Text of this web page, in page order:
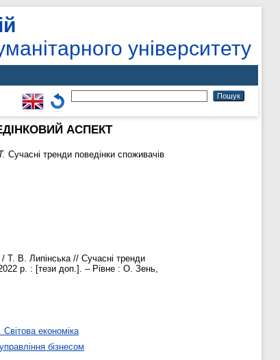
університету
АСПЕКТ
Сучасні тренди поведінки споживачів
/ Т. В. Липінська // Сучасні тренди
2022 р. : [тези доп.]. – Рівне : О. Зень,
економіка
бізнесом